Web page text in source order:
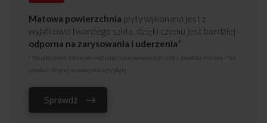
Matowa powierzchnia płyty wykonana jest z
wyjątkowo twardego szkła, dzięki czemu jest bardziej
odporna na zarysowania i uderzenia *
* Na podstawie badań wewnętrznych porównawczych szyb z powłoką matową i bez
powłoki. Więcej na www.amica.pl/plyty
Sprawdź